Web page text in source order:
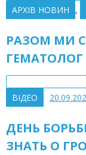
АРХІВ НОВИН ,
РАЗОМ МИ
ВІДЕО
ДЕНЬ
ЗНАТЬ О